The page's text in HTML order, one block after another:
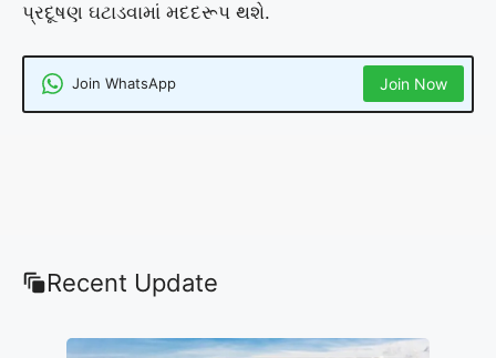
પ્રદૂષણ ઘટાડવામાં મદદરૂપ થશે.
Join WhatsApp Join Now
Recent Update